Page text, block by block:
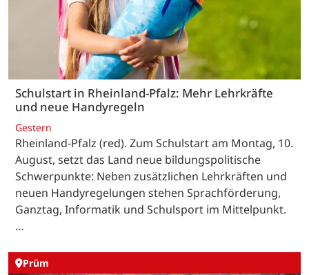
Schulstart in Rheinland-Pfalz: Mehr Lehrkräfte
und neue Handyregeln
Gestern
Rheinland-Pfalz (red). Zum Schulstart am Montag, 10.
August, setzt das Land neue bildungspolitische
Schwerpunkte: Neben zusätzlichen Lehrkräften und
neuen Handyregelungen stehen Sprachförderung,
Ganztag, Informatik und Schulsport im Mittelpunkt.
…
Prüm